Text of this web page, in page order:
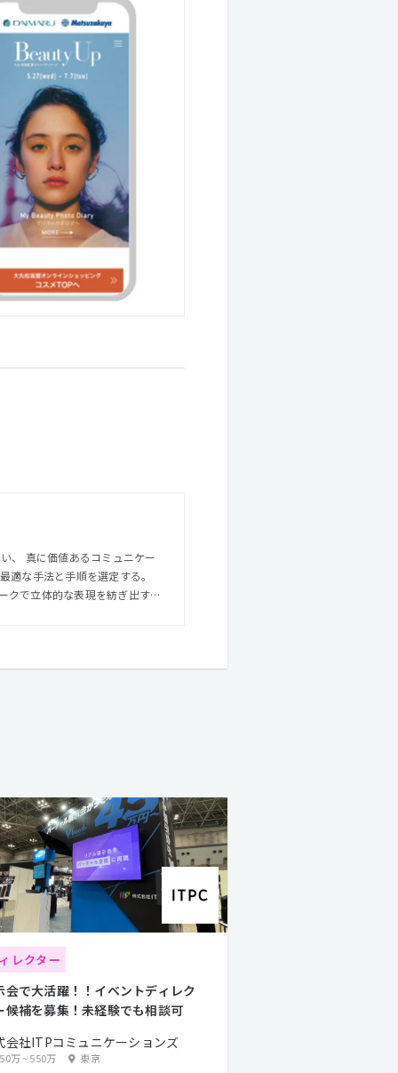
、 真に価値あるコミュニケー
クで立体的な表現を紡ぎ出す。
レクター
会で大活躍！！イベントディレク
候補を募集！未経験でも相談可
会社ITPコミュニケーションズ
万~550万 東京